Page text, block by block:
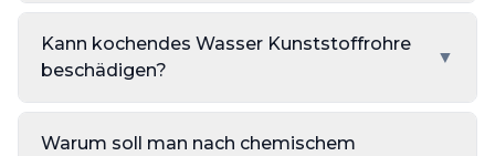
Kann kochendes Wasser Kunststoffrohre
beschädigen?
▼
Warum soll man nach chemischem